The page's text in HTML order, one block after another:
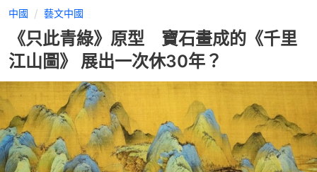
中國 藝文中國
《只此青綠》原型 寶石畫成的《千里
江山圖》 展出一次休30年？